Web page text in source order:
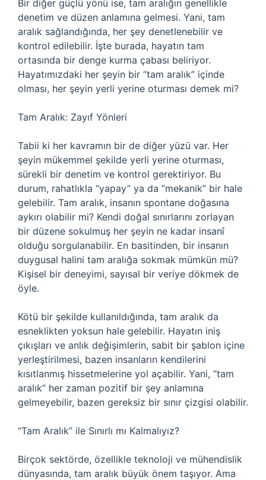
Bir diğer güçlü yönü ise, tam aralığın genellikle
denetim ve düzen anlamına gelmesi. Yani, tam
aralık sağlandığında, her şey denetlenebilir ve
kontrol edilebilir. İşte burada, hayatın tam
ortasında bir denge kurma çabası beliriyor.
Hayatımızdaki her şeyin bir “tam aralık” içinde
olması, her şeyin yerli yerine oturması demek mi?
Tam Aralık: Zayıf Yönleri
Tabii ki her kavramın bir de diğer yüzü var. Her
şeyin mükemmel şekilde yerli yerine oturması,
sürekli bir denetim ve kontrol gerektiriyor. Bu
durum, rahatlıkla “yapay” ya da “mekanik” bir hale
gelebilir. Tam aralık, insanın spontane doğasına
aykırı olabilir mi? Kendi doğal sınırlarını zorlayan
bir düzene sokulmuş her şeyin ne kadar insanî
olduğu sorgulanabilir. En basitinden, bir insanın
duygusal halini tam aralığa sokmak mümkün mü?
Kişisel bir deneyimi, sayısal bir veriye dökmek de
öyle.
Kötü bir şekilde kullanıldığında, tam aralık da
esneklikten yoksun hale gelebilir. Hayatın iniş
çıkışları ve anlık değişimlerin, sabit bir şablon içine
yerleştirilmesi, bazen insanların kendilerini
kısıtlanmış hissetmelerine yol açabilir. Yani, “tam
aralık” her zaman pozitif bir şey anlamına
gelmeyebilir, bazen gereksiz bir sınır çizgisi olabilir.
“Tam Aralık” ile Sınırlı mı Kalmalıyız?
Birçok sektörde, özellikle teknoloji ve mühendislik
dünyasında, tam aralık büyük önem taşıyor. Ama